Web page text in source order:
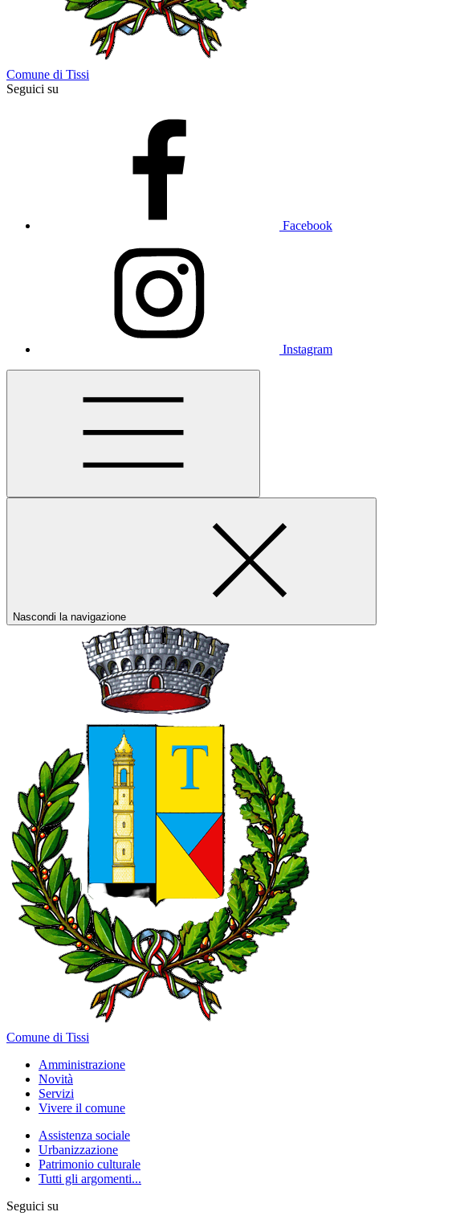
Comune di Tissi
Seguici su
Facebook
Instagram
Nascondi la navigazione
Comune di Tissi
Amministrazione
Novità
Servizi
Vivere il comune
Assistenza sociale
Urbanizzazione
Patrimonio culturale
Tutti gli argomenti...
Seguici su